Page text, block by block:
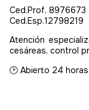
Ced.Prof. 8976673
Ced.Esp.12798219
Atención
cesáreas, control
🕑 Abierto 24 horas